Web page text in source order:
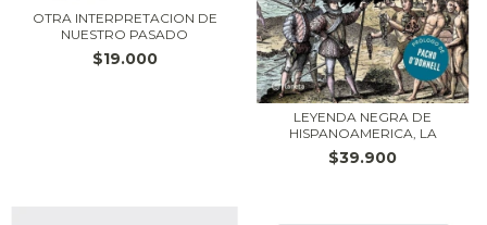
OTRA INTERPRETACION DE
NUESTRO PASADO
$19.000
LEYENDA NEGRA DE
HISPANOAMERICA, LA
$39.900